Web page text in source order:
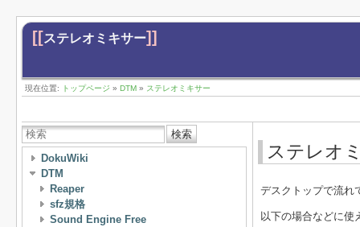
[[ステレオミキサー]]
現在位置: トップページ » DTM » ステレオミキサー
検索
DokuWiki
DTM
Reaper
sfz規格
Sound Engine Free
ステレオ
デスクトップで流れ
以下の場合などに使